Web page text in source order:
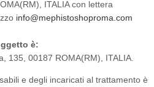
ITALIA con lettera
info@mephistoshoproma.com
è:
135, 00187 ROMA(RM), ITALIA.
e degli incaricati al trattamento è